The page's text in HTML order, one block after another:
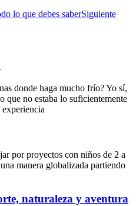
lo que debes saberSiguiente
donde haga mucho frío? Yo sí,
que no estaba lo suficientemente
por proyectos con niños de 2 a
manera globalizada partiendo
naturaleza y aventura